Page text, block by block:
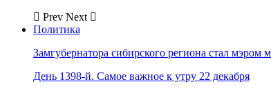
Prev Next
Политика
Замгубернатора сибирского региона стал мэром
День 1398-й. Самое важное к утру 22 декабря